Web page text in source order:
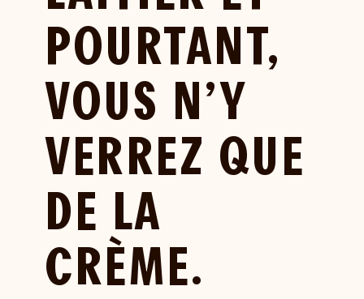
POURTANT,
VOUS N’Y
VERREZ QUE
DE LA
CRÈME.